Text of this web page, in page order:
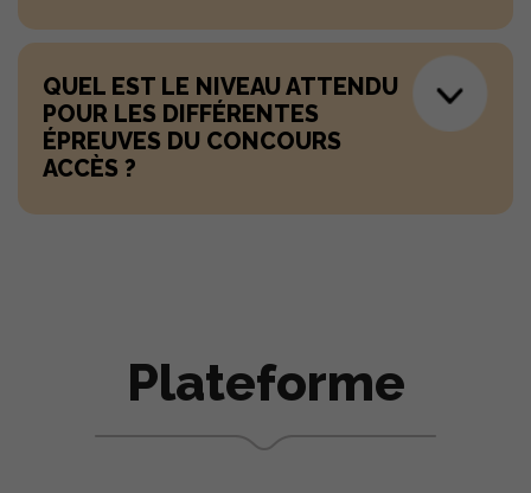
QUEL EST LE NIVEAU ATTENDU
POUR LES DIFFÉRENTES
ÉPREUVES DU CONCOURS
ACCÈS ?
Plateforme